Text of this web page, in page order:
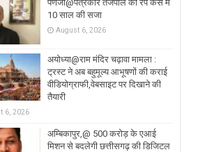
पणजी@पत्रकार तेजपाल को रेप केस में
10 साल की सजा
August 6, 2026
अयोध्या@राम मंदिर चढ़ावा मामला :
ट्रस्ट ने अब बहुमूल्य आभूषणों की कराई
वीडियोग्राफी,वेबसाइट पर दिखाने की
तैयारी
6, 2026
अम्बिकापुर,@ 500 करोड़ के एआई
मिशन से बदलेगी छत्तीसगढ़ की डिजिटल